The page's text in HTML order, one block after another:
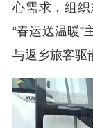
心需求，组
“春运送温暖”
与返乡旅客驱